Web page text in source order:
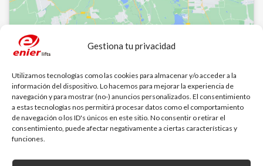
Gestiona tu privacidad
Utilizamos tecnologías como las cookies para almacenar y/o acceder a la
información del dispositivo. Lo hacemos para mejorar la experiencia de
navegación y para mostrar (no-) anuncios personalizados. El consentimiento
a estas tecnologías nos permitirá procesar datos como el comportamiento
de navegación o los ID's únicos en este sitio. No consentir o retirar el
consentimiento, puede afectar negativamente a ciertas características y
funciones.
Blog de accesibilidad
La importancia de la accesibilidad
¿Sabías que un 80% de las viviendas de nuestro país no
están adaptadas a...